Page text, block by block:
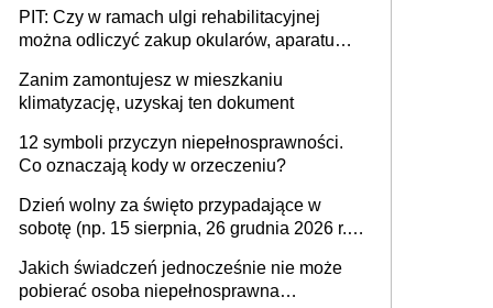
PIT: Czy w ramach ulgi rehabilitacyjnej
można odliczyć zakup okularów, aparatu
Zanim zamontujesz w mieszkaniu
klimatyzację, uzyskaj ten dokument
12 symboli przyczyn niepełnosprawności.
Co oznaczają kody w orzeczeniu?
Dzień wolny za święto przypadające w
sobotę (np. 15 sierpnia, 26 grudnia 2026 r.) –
pracodawcy (sektor prywatny i administracja
publiczna), najczęstsze pytania
Jakich świadczeń jednocześnie nie może
pobierać osoba niepełnosprawna